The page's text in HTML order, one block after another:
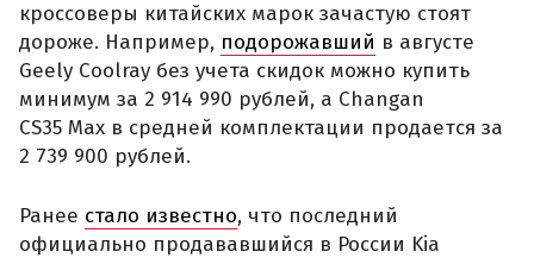
кроссоверы китайских марок зачастую стоят
дороже. Например, подорожавший в августе
Geely Coolray без учета скидок можно купить
минимум за 2 914 990 рублей, а Changan
CS35 Max в средней комплектации продается за
2 739 900 рублей.
Ранее стало известно, что последний
официально продававшийся в России Kia